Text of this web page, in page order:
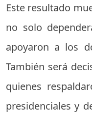
Este resultado
no solo
apoyaron a los
También será
quienes
presidenciales y